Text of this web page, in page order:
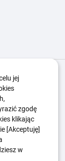
Kontakt
jej
zgodę
klikając
[Akceptuję]
w